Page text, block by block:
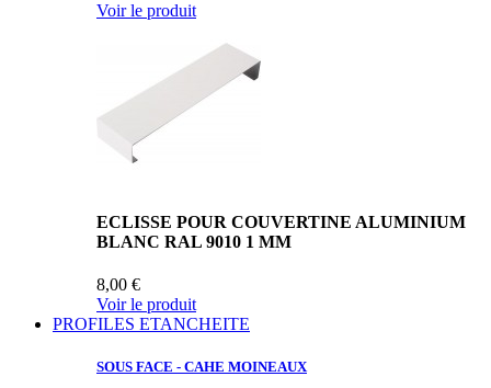
Voir le produit
ECLISSE POUR COUVERTINE ALUMINIUM
BLANC RAL 9010 1 MM
8,00 €
Voir le produit
PROFILES ETANCHEITE
SOUS FACE - CAHE MOINEAUX